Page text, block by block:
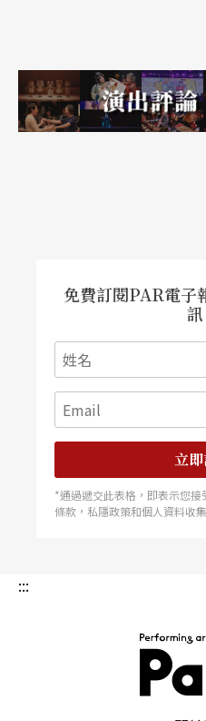
外，並針對親子開設「家
營」，結合舞蹈遊戲與親
遊戲中學習，並促進家長
同時在文山社區大學擔任
認為，在學校裡，學生上
見得百分之百出於自願；
追求自我成長為目的，課
說，舞蹈治療強調「主動
納自己，是我們期待的，
可以經驗到分享和支持的
免費訂閱PAR電子
訊
立
*通過遞交此表格，即表示您
條款，私隱政策和個人資料收
:::